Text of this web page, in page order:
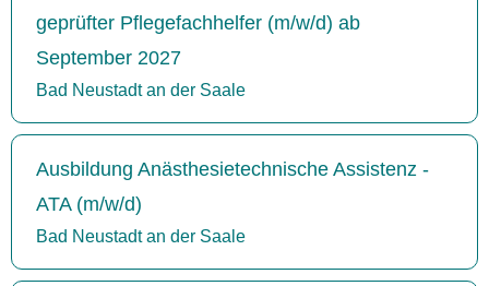
geprüfter Pflegefachhelfer (m/w/d) ab
September 2027
Bad Neustadt an der Saale
Ausbildung Anästhesietechnische Assistenz -
ATA (m/w/d)
Bad Neustadt an der Saale